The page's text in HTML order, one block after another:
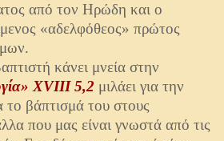
από τον Ηρώδη και ο
«αδελφόθεος» πρώτος
κάνει μνεία στην
XVIII 5,2 μιλάει για την
το βάπτισμά του στους
που μας είναι γνωστά από τις